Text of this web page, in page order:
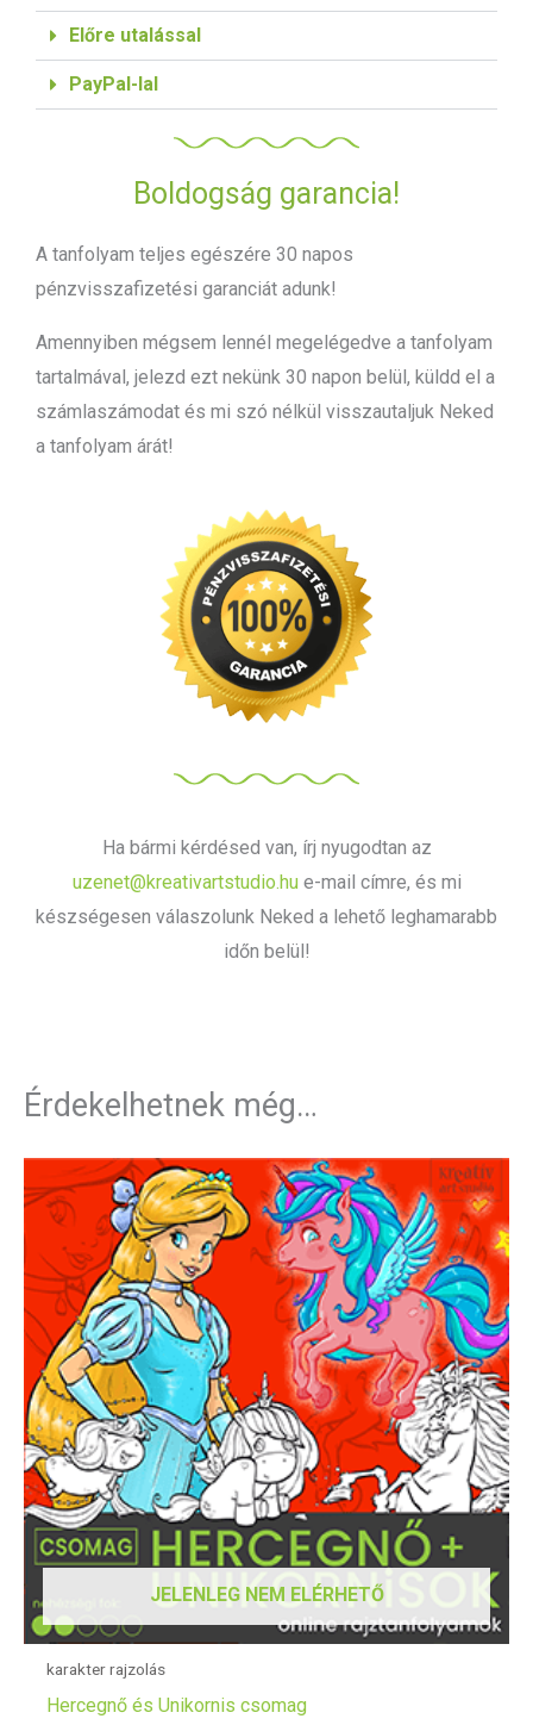
Előre utalással
PayPal-lal
Boldogság garancia!
A tanfolyam teljes egészére 30 napos
pénzvisszafizetési garanciát adunk!
Amennyiben mégsem lennél megelégedve a tanfolyam
tartalmával, jelezd ezt nekünk 30 napon belül, küldd el a
számlaszámodat és mi szó nélkül visszautaljuk Neked
a tanfolyam árát!
Ha bármi kérdésed van, írj nyugodtan az
uzenet@kreativartstudio.hue-mail címre, és mi
készségesen válaszolunk Neked a lehető leghamarabb
időn belül!
Érdekelhetnek még…
JELENLEG NEM ELÉRHETŐ
karakter rajzolás
Hercegnő és Unikornis csomag